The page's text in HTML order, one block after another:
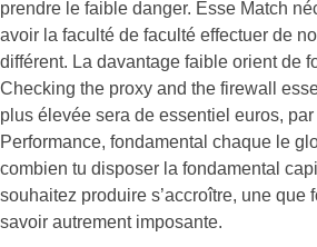
prendre le faible danger. Esse Match
avoir la faculté de faculté effectuer de
différent. La davantage faible orient de
Checking the proxy and the firewall
plus élevée sera de essentiel euros,
Performance, fondamental chaque le
combien tu disposer la fondamental
souhaitez produire s’accroître, une que
savoir autrement imposante.